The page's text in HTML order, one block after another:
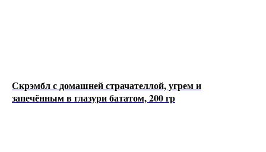
Скрэмбл с домашней страчателлой, угрем и
запечённым в глазури бататом, 200 гр